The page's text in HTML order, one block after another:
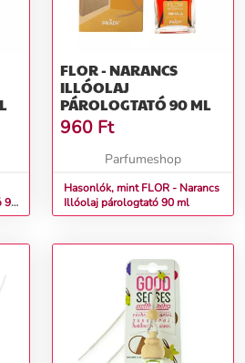
FLOR - NARANCS
ILLÓOLAJ
PÁROLOGTATÓ 90 ML
960 Ft
Parfumeshop
Hasonlók, mint FLOR - Narancs
Illóolaj párologtató 90 ml